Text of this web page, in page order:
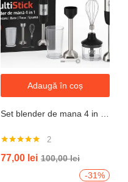
Adaugă în coș
5.00din 5
2
77,00 lei 100,00lei
-31%